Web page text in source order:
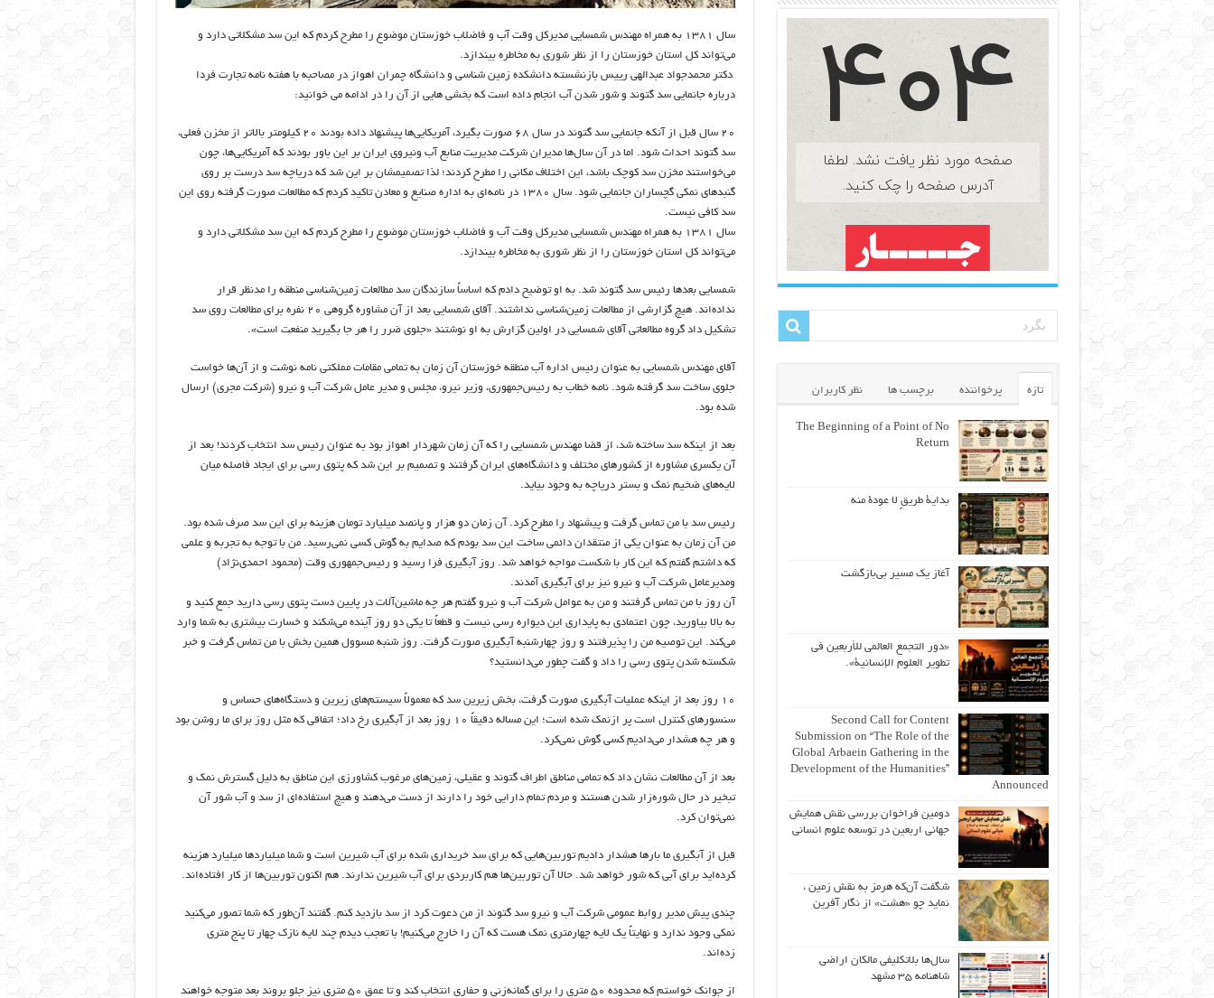
سال ۱۳۸۱ به همراه مهندس شمسایی مدیرکل وقت آب و فاضلاب خوزستان موضوع را مطرح کردم که این سد مشکلاتی دارد و
می‌تواند کل استان خوزستان را از نظر شوری به مخاطره بیندازد.
دکتر محمدجواد عبدالهی رییس بازنشسته دانشکده زمین شناسی و دانشگاه چمران اهواز در مصاحبه با هفته نامه تجارت فردا
درباره جانمایی سد گتوند و شور شدن آب انجام داده است که بخشی هایی از آن را در ادامه می خوانید:
۲۰ سال قبل از آنکه جانمایی سد گتوند در سال ۶۸ صورت بگیرد، آمریکایی‌ها پیشنهاد داده بودند ۲۰ کیلومتر بالاتر از مخزن فعلی،
سد گتوند احداث شود. اما در آن سال‌ها مدیران شرکت مدیریت منابع آب ونیروی ایران بر این باور بودند که آمریکایی‌ها، چون
می‌خواستند مخزن سد کوچک باشد، این اختلاف مکانی را مطرح کردند؛ لذا تصمیمشان بر این شد که دریاچه سد درست بر روی
گنبد‌های نمکی گچساران جانمایی شود. سال ۱۳۸۰ در نامه‌ای به اداره صنایع و معادن تاکید کردم که مطالعات صورت گرفته روی این
سد کافی نیست.
سال ۱۳۸۱ به همراه مهندس شمسایی مدیرکل وقت آب و فاضلاب خوزستان موضوع را مطرح کردم که این سد مشکلاتی دارد و
می‌تواند کل استان خوزستان را از نظر شوری به مخاطره بیندازد.
شمسایی بعد‌ها رئیس سد گتوند شد. به او توضیح دادم که اساساً سازندگان سد مطالعات زمین‌شناسی منطقه را مدنظر قرار
نداده‌اند. هیچ گزارشی از مطالعات زمین‌شناسی نداشتند. آقای شمسایی بعد از آن مشاوره گروهی ۲۰ نفره برای مطالعات روی سد
تشکیل داد گروه مطالعاتی آقای شمسایی در اولین گزارش به او نوشتند «جلوی ضرر را هر جا بگیرید منفعت است».
آقای مهندس شمسایی به عنوان رئیس اداره آب منطقه خوزستان آن زمان به تمامی مقامات مملکتی نامه نوشت و از آن‌ها خواست
جلوی ساخت سد گرفته شود. نامه خطاب به رئیس‌جمهوری، وزیر نیرو، مجلس و مدیر عامل شرکت آب و نیرو (شرکت مجری) ارسال
شده بود.
بعد از اینکه سد ساخته شد، از قضا مهندس شمسایی را که آن زمان شهردار اهواز بود به عنوان رئیس سد انتخاب کردند! بعد از
آن یکسری مشاوره از کشور‌های مختلف و دانشگاه‌های ایران گرفتند و تصمیم بر این شد که پتوی رسی برای ایجاد فاصله میان
لایه‌های ضخیم نمک و بستر دریاچه به وجود بیاید.
رئیس سد با من تماس گرفت و پیشنهاد را مطرح کرد. آن زمان دو هزار و پانصد میلیارد تومان هزینه برای این سد صرف شده بود.
من آن زمان به عنوان یکی از منتقدان دائمی ساخت این سد بودم که صدایم به گوش کسی نمی‌رسید. من با توجه به تجربه و علمی
که داشتم گفتم که این کار با شکست مواجه خواهد شد. روز آبگیری فرا رسید و رئیس‌جمهوری وقت (محمود احمدی‌نژاد)
ومدیرعامل شرکت آب و نیرو نیز برای آبگیری آمدند.
آن روز با من تماس گرفتند و من به عوامل شرکت آب و نیرو گفتم هر چه ماشین‌آلات در پایین دست پتوی رسی دارید جمع کنید و
به بالا بیاورید، چون اعتمادی به پایداری این دیواره رسی نیست و قطعاً تا یکی دو روز آینده می‌شکند و خسارت بیشتری به شما وارد
می‌کند. این توصیه من را پذیرفتند و روز چهارشنبه آبگیری صورت گرفت. روز شنبه مسوول همین بخش با من تماس گرفت و خبر
شکسته شدن پتوی رسی را داد و گفت چطور می‌دانستید؟
۱۰ روز بعد از اینکه عملیات آبگیری صورت گرفت، بخش زیرین سد که معمولاً سیستم‌های زیرین و دستگاه‌های حساس و
سنسور‌های کنترل است پر ازنمک شده است؛ این مساله دقیقاً ۱۰ روز بعد از آبگیری رخ داد؛ اتفاقی که مثل روز برای ما روشن بود
و هر چه هشدار می‌دادیم کسی گوش نمی‌کرد.
بعد از آن مطالعات نشان داد که تمامی مناطق اطراف گتوند و عقیلی، زمین‌های مرغوب کشاورزی این مناطق به دلیل گسترش نمک و
تبخیر در حال شوره‌زار شدن هستند و مردم تمام دارایی خود را دارند از دست می‌دهند و هیچ استفاده‌ای از سد و آب شور آن
نمی‌توان کرد.
قبل از آبگیری ما بار‌ها هشدار دادیم توربین‌هایی که برای سد خریداری شده برای آب شیرین است و شما میلیارد‌ها میلیارد هزینه
کرده‌اید برای آبی که شور خواهد شد. حالا آن توربین‌ها هم کاربردی برای آب شیرین ندارند. هم اکنون توربین‌ها از کار افتاده‌اند.
چندی پیش مدیر روابط عمومی شرکت آب و نیرو سد گتوند از من دعوت کرد از سد بازدید کنم. گفتند آن‌طور که شما تصور می‌کنید
نمکی وجود ندارد و نهایتاً یک لایه چهارمتری نمک هست که آن را خارج می‌کنیم! با تعجب دیدم چند لایه نازک چهار تا پنج متری
زده‌اند.
از جوانک خواستم که محدوده ۵۰ متری را برای گمانه‌زنی و حفاری انتخاب کند و تا عمق ۵۰ متری نیز جلو بروند بعد متوجه خواهند
تازه پرخواننده برچسب ها نظر کاربران
The Beginning of a Point of No
Return
بداية طريقٍ لا عودة منه
آغاز یک مسیر بی‌بازگشت
«دور التجمع العالمي للأربعين في
تطوير العلوم الإنسانية».
Second Call for Content
Submission on “The Role of the
Global Arbaein Gathering in the
Development of the Humanities”
Announced
دومین فراخوان بررسی نقش همایش
جهانی اربعین در توسعه علوم انسانی
شگفت آن‌که هرمز به نقش زمین ،
نماید چو «هشت» از نگار آفرین
سال‌ها بلاتکلیفی مالکان اراضی
شاهنامه ۳۵ مشهد